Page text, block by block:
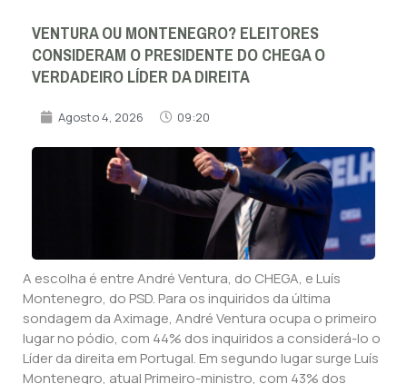
VENTURA OU MONTENEGRO? ELEITORES
CONSIDERAM O PRESIDENTE DO CHEGA O
VERDADEIRO LÍDER DA DIREITA
Agosto 4, 2026 09:20
A escolha é entre André Ventura, do CHEGA, e Luís
Montenegro, do PSD. Para os inquiridos da última
sondagem da Aximage, André Ventura ocupa o primeiro
lugar no pódio, com 44% dos inquiridos a considerá-lo o
Líder da direita em Portugal. Em segundo lugar surge Luís
Montenegro, atual Primeiro-ministro, com 43% dos